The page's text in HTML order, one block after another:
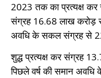
2023 तक का प्रत्यक्ष कर
संग्रह 16.68 लाख करोड़
अवधि के सकल संग्रह से
शुद्ध प्रत्यक्ष कर संग्रह
पिछले वर्ष की समान